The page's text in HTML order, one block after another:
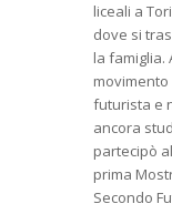
liceali a
dove si
la famiglia.
movimento
futurista e
ancora
partecipò
prima
Secondo